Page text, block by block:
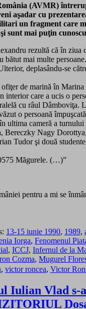
(AVMR)
aşadar cu
un fragment care
sunt mai puţin
rezultă că în
mai multe
deplasându-se
de marină în
care a ucis o
cu râul
o persoană
ultima cameră a
Bereczky Nagy
Tudor şi două
Măgurele. (…)”
pentru a mi se
13-15 iunie 1990, 1989,
Iorga, Fenomenul
, ICCJ, Infernul de la
Cozma, Mugurel
, victor roncea, Victor
Iulian Vlad